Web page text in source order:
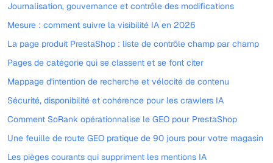
Journalisation, gouvernance et contrôle des modifications
Mesure : comment suivre la visibilité IA en 2026
La page produit PrestaShop : liste de contrôle champ par champ
Pages de catégorie qui se classent et se font citer
Mappage d'intention de recherche et vélocité de contenu
Sécurité, disponibilité et cohérence pour les crawlers IA
Comment SoRank opérationnalise le GEO pour PrestaShop
Une feuille de route GEO pratique de 90 jours pour votre magasin
Les pièges courants qui suppriment les mentions IA